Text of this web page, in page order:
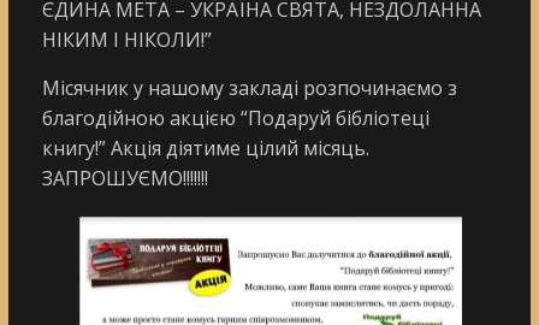
ЄДИНА МЕТА – УКРАЇНА СВЯТА, НЕЗДОЛАННА
НІКИМ І НІКОЛИ!”
Місячник у нашому закладі розпочинаємо з
благодійною акцією “Подаруй бібліотеці
книгу!” Aкція діятиме цілий місяць.
ЗАПРОШУЄМО!!!!!!!